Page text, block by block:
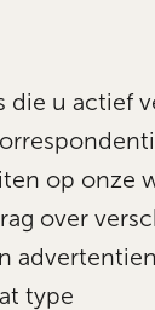
die u actief
op onze
over
type